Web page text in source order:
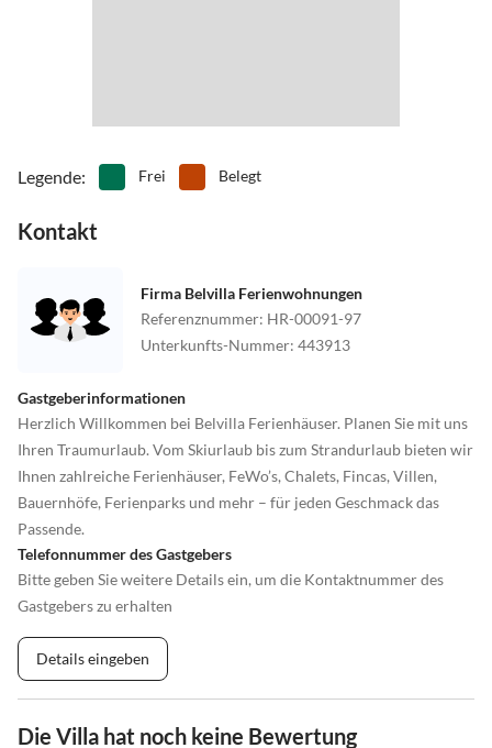
Legende: Frei Belegt
Kontakt
Firma Belvilla Ferienwohnungen
Referenznummer: HR-00091-97
Unterkunfts-Nummer: 443913
Gastgeberinformationen
Herzlich Willkommen bei Belvilla Ferienhäuser. Planen Sie mit uns
Ihren Traumurlaub. Vom Skiurlaub bis zum Strandurlaub bieten wir
Ihnen zahlreiche Ferienhäuser, FeWo’s, Chalets, Fincas, Villen,
Bauernhöfe, Ferienparks und mehr – für jeden Geschmack das
Passende.
Telefonnummer des Gastgebers
Bitte geben Sie weitere Details ein, um die Kontaktnummer des
Gastgebers zu erhalten
Details eingeben
Die Villa hat noch keine Bewertung